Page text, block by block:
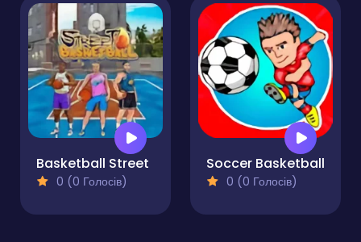
Basketball Street
0 (0 Голосів)
Soccer Basketball
0 (0 Голосів)